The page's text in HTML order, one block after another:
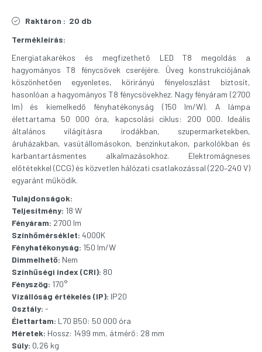
Raktáron : 20 db
Termékleírás:
Energiatakarékos és megfizethető LED T8 megoldás a
hagyományos T8 fénycsövek cseréjére. Üveg konstrukciójának
köszönhetően egyenletes, körirányú fényeloszlást biztosít,
hasonlóan a hagyományos T8 fénycsövekhez. Nagy fényáram (2700
lm) és kiemelkedő fényhatékonyság (150 lm/W). A lámpa
élettartama 50 000 óra, kapcsolási ciklus: 200 000. Ideális
általános világításra irodákban, szupermarketekben,
áruházakban, vasútállomásokon, benzinkutakon, parkolókban és
karbantartásmentes alkalmazásokhoz. Elektromágneses
előtétekkel (CCG) és közvetlen hálózati csatlakozással (220–240 V)
egyaránt működik.
Tulajdonságok:
Teljesítmény: 18 W
Fényáram: 2700 lm
Színhőmérséklet: 4000K
Fényhatékonyság: 150 lm/W
Dimmelhető: Nem
Színhűségi index (CRI): 80
Fényszög: 170°
Vízállóság értékelés (IP): IP20
Osztály: -
Élettartam: L70 B50: 50 000 óra
Méretek: Hossz: 1499 mm, átmérő: 28 mm
Súly: 0,26 kg